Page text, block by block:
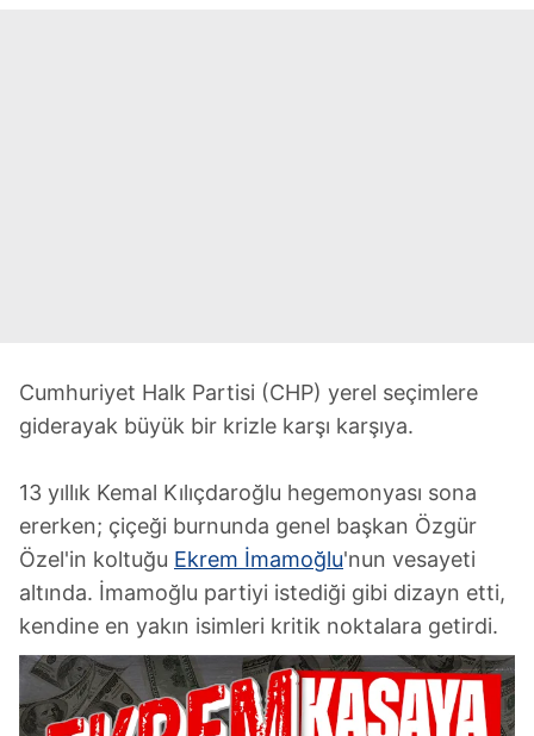
Cumhuriyet Halk Partisi (CHP) yerel seçimlere
giderayak büyük bir krizle karşı karşıya.
13 yıllık Kemal Kılıçdaroğlu hegemonyası sona
ererken; çiçeği burnunda genel başkan Özgür
Özel'in koltuğu Ekrem İmamoğlu'nun vesayeti
altında. İmamoğlu partiyi istediği gibi dizayn etti,
kendine en yakın isimleri kritik noktalara getirdi.